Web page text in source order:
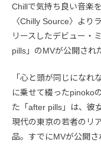
Chillで気持ち良い音楽
〈Chilly Source〉より
リースしたデビュー・
pills」のMVが公開され
「心と頭が同じになれ
に乗せて綴ったpinoko
た「after pills」は、彼
現代の東京の若者のリ
品。すでにMVが公開